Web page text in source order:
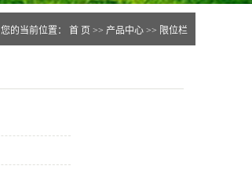
您的当前位置： 首 页 >> 产品中心 >> 限位栏